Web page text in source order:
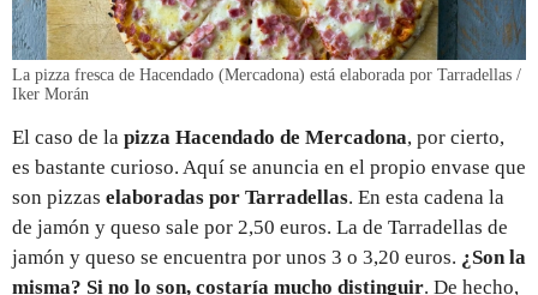
La pizza fresca de Hacendado (Mercadona) está elaborada por Tarradellas /
Iker Morán
El caso de la pizza Hacendado de Mercadona, por cierto,
es bastante curioso. Aquí se anuncia en el propio envase que
son pizzas elaboradas por Tarradellas. En esta cadena la
de jamón y queso sale por 2,50 euros. La de Tarradellas de
jamón y queso se encuentra por unos 3 o 3,20 euros. ¿Son la
misma? Si no lo son, costaría mucho distinguir. De hecho,